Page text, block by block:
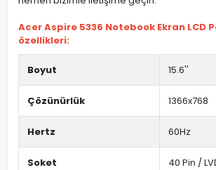
Acer Aspire 5336 Notebook Ekran LCD
özellikleri:
Boyut 15.6''
Çözünürlük 1366x768
Hertz 60Hz
Soket 40 Pin /